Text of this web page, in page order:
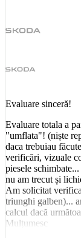
Evaluare sinceră!
Evaluare totala a
"umflata"! (niște
daca trebuiau
verificări, vizuale
piesele
nu am trecut și
Am solicitat
triunghi galben)...
calcul dacă
Mulțumesc